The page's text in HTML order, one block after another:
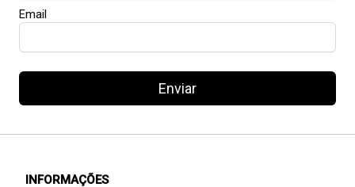
Email
Enviar
INFORMAÇÕES